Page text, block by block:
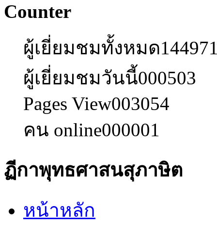
Counter
ผู้เยี่ยมชมทั้งหมด
ผู้เยี่ยมชมวันนี้000503
Pages View003054
คน online000001
ฏีกาพุทธศาสนสุภาษิต
หน้าหลัก